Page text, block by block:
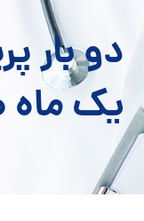
دو بار
یک